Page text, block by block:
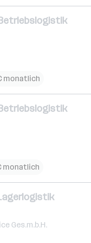
monatlich
monatlich
Ges.m.b.H.